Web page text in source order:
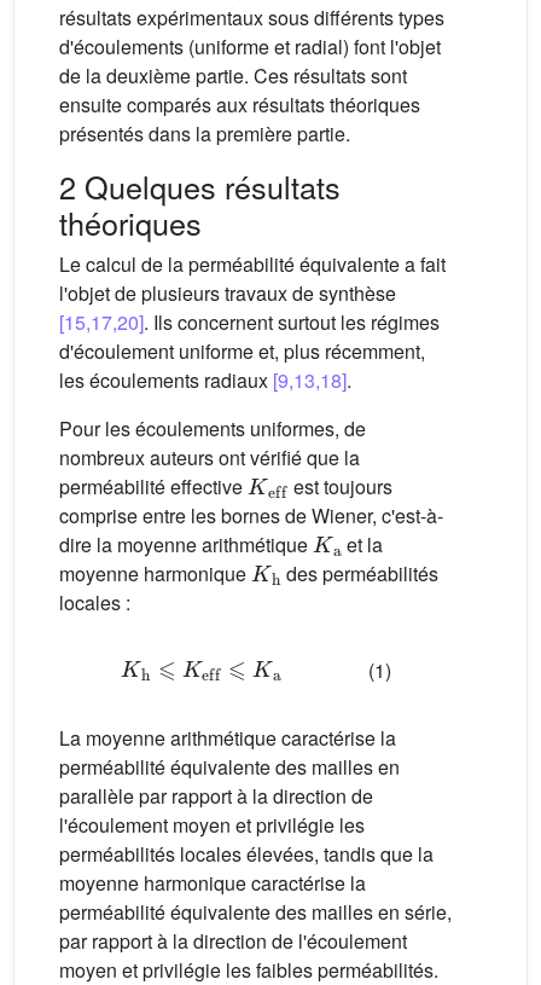
résultats expérimentaux sous différents types
d'écoulements (uniforme et radial) font l'objet
de la deuxième partie. Ces résultats sont
ensuite comparés aux résultats théoriques
présentés dans la première partie.
2 Quelques résultats
théoriques
Le calcul de la perméabilité équivalente a fait
l'objet de plusieurs travaux de synthèse
[15,17,20]. Ils concernent surtout les régimes
d'écoulement uniforme et, plus récemment,
les écoulements radiaux [9,13,18].
Pour les écoulements uniformes, de
nombreux auteurs ont vérifié que la
perméabilité effective
Keff
est toujours
comprise entre les bornes de Wiener, c'est-à-
dire la moyenne arithmétique
Ka
et la
moyenne harmonique
Kh
des perméabilités
locales :
K h⩽ Keff ⩽K a (1)
La moyenne arithmétique caractérise la
perméabilité équivalente des mailles en
parallèle par rapport à la direction de
l'écoulement moyen et privilégie les
perméabilités locales élevées, tandis que la
moyenne harmonique caractérise la
perméabilité équivalente des mailles en série,
par rapport à la direction de l'écoulement
moyen et privilégie les faibles perméabilités.